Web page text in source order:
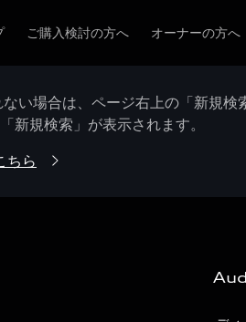
ご購入検討の方へ オーナーの方へ
い場合は、ページ右上の「新規
新規検索」が表示されます。
ちら